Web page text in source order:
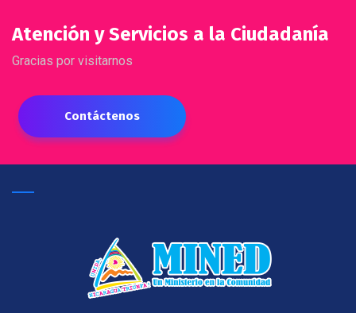
Atención y Servicios a la Ciudadanía
Gracias por visitarnos
Contáctenos